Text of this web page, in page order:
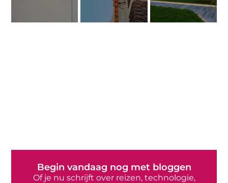
Begin vandaag nog met bloggen
Of je nu schrijft over reizen, technologie,